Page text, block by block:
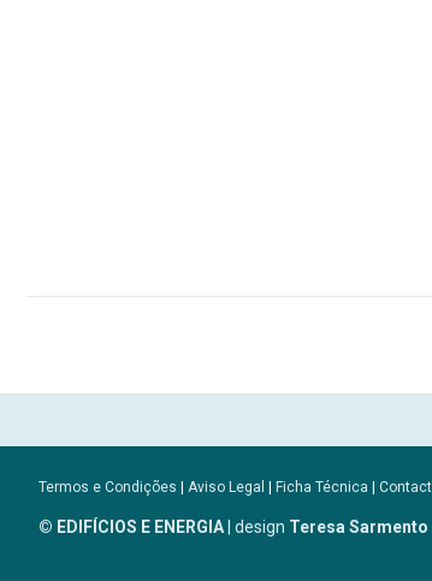
Termos e Condições | Aviso Legal | Ficha Técnica |
© EDIFÍCIOS E ENERGIA | design Teresa